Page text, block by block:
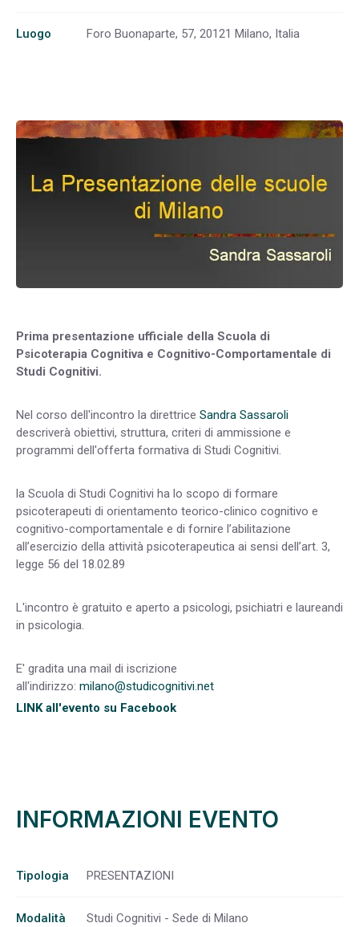
Luogo Foro Buonaparte, 57, 20121 Milano, Italia
Prima presentazione ufficiale della Scuola di
Psicoterapia Cognitiva e Cognitivo-Comportamentale di
Studi Cognitivi.
Nel corso dell'incontro la direttrice Sandra Sassaroli
descriverà obiettivi, struttura, criteri di ammissione e
programmi dell'offerta formativa di Studi Cognitivi.
la Scuola di Studi Cognitivi ha lo scopo di formare
psicoterapeuti di orientamento teorico-clinico cognitivo e
cognitivo-comportamentale e di fornire l’abilitazione
all’esercizio della attività psicoterapeutica ai sensi dell’art. 3,
legge 56 del 18.02.89
L'incontro è gratuito e aperto a psicologi, psichiatri e laureandi
in psicologia.
E' gradita una mail di iscrizione
all'indirizzo: milano@studicognitivi.net
LINK all'evento su Facebook
INFORMAZIONI EVENTO
Tipologia PRESENTAZIONI
Modalità Studi Cognitivi - Sede di Milano